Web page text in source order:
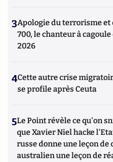
3Apologie du terrorisme et
700, le chanteur à cagoule
2026
4Cette autre crise
se profile après Ceuta
5Le Point révèle ce qu'on
que Xavier Niel hacke
russe donne une leçon de
australien une leçon de